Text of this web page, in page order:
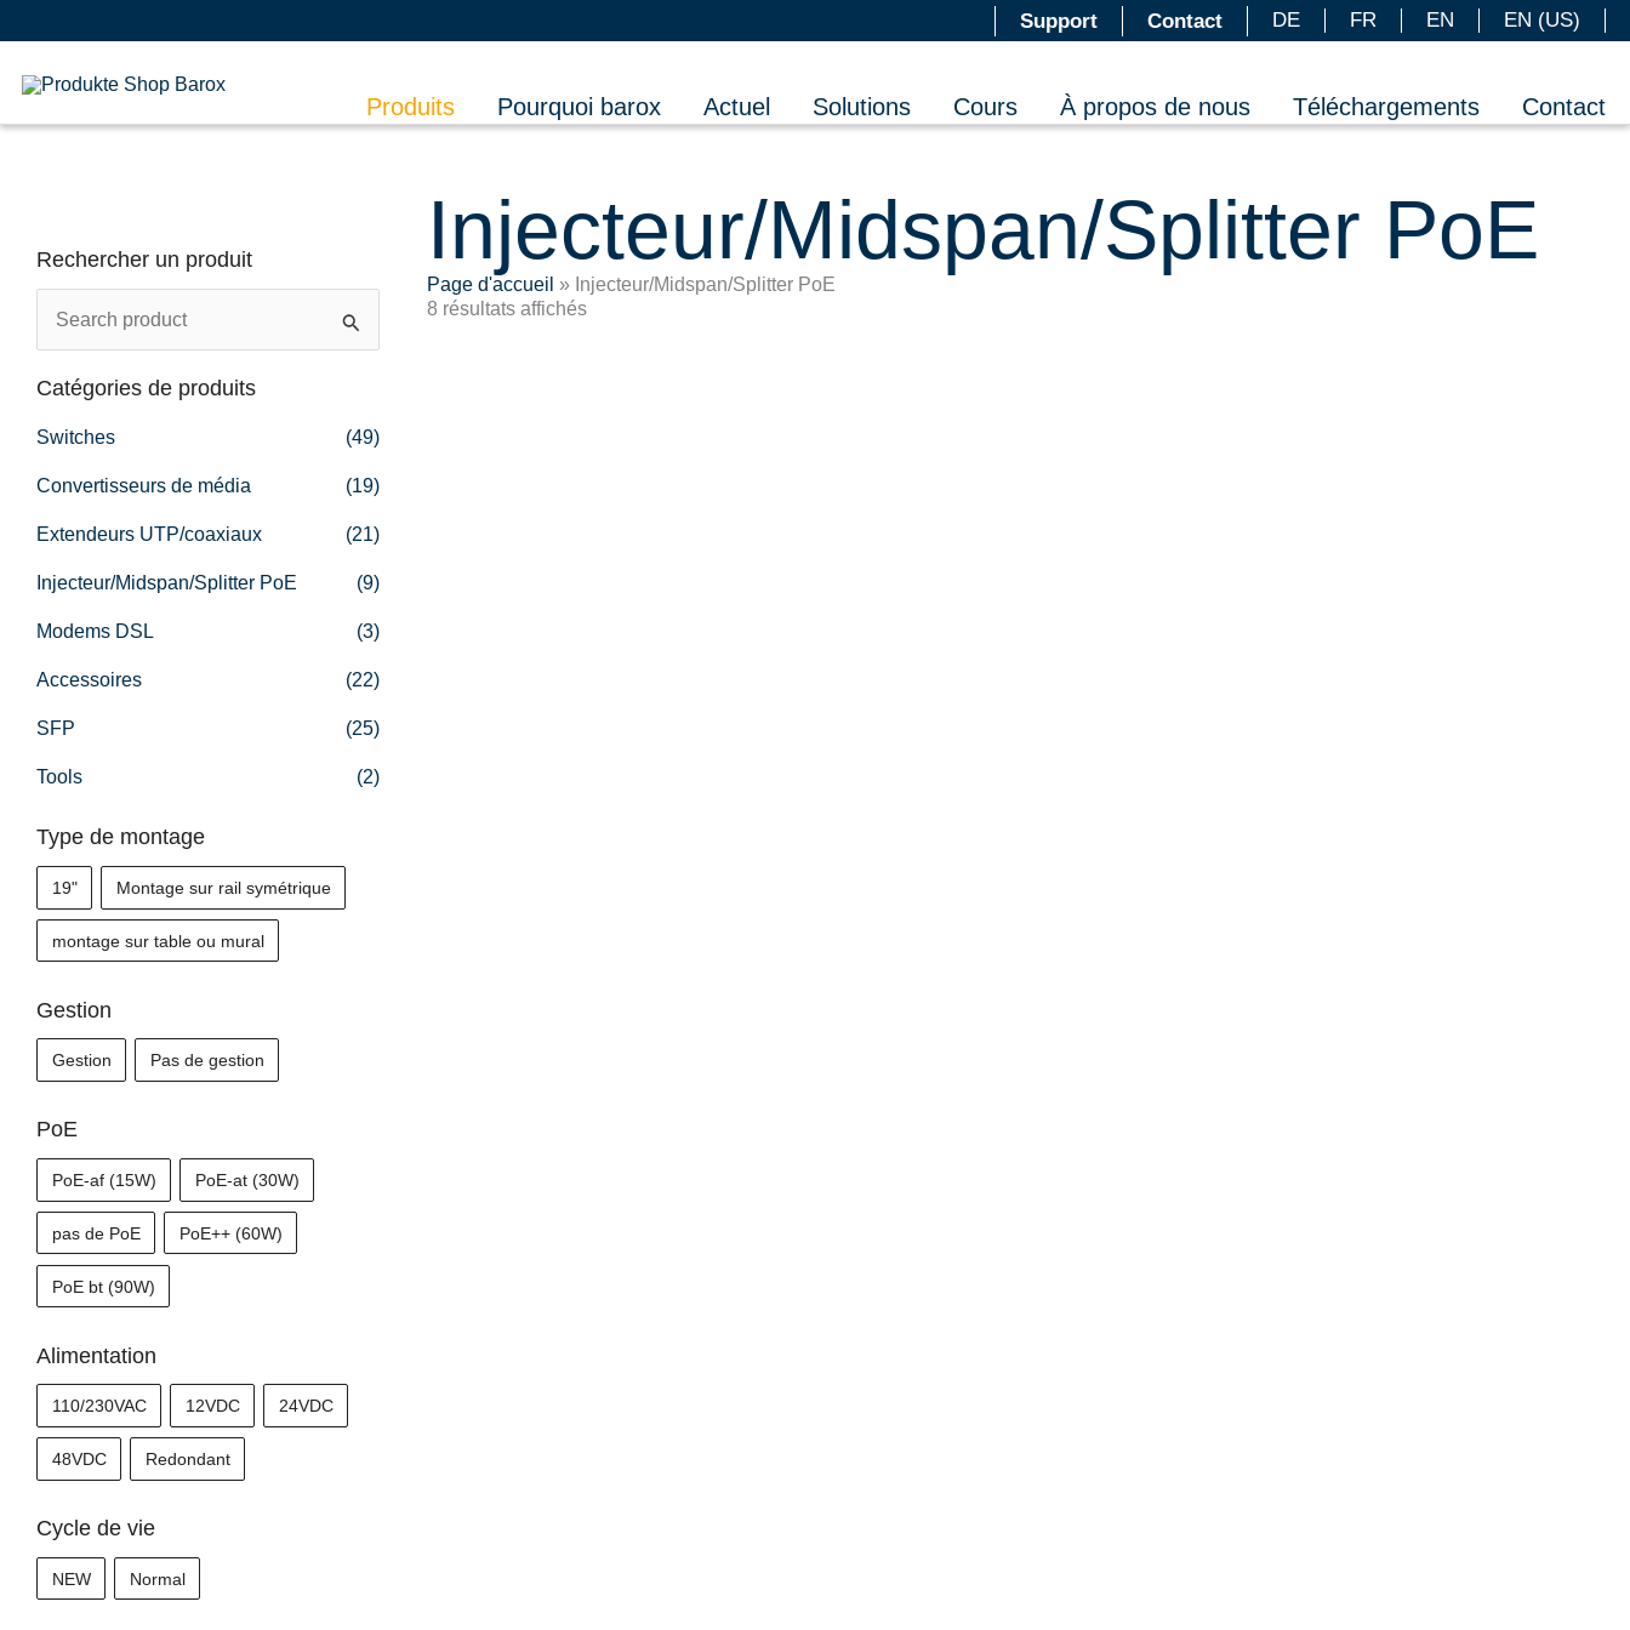
au
contenu
Support Contact DE FR EN EN (US)
Produits Pourquoi barox Actuel Solutions Cours À propos de nous Téléchargements Contact
Rechercher un produit
e
c
c
h
:
Catégories de produits
Switches (49)
Convertisseurs de média (19)
Extendeurs UTP/coaxiaux (21)
Injecteur/Midspan/Splitter PoE (9)
Modems DSL (3)
Accessoires (22)
SFP (25)
Tools (2)
Type de montage
19" Montage sur rail symétrique
montage sur table ou mural
Gestion
Gestion Pas de gestion
PoE
PoE-af (15W) PoE-at (30W)
pas de PoE PoE++ (60W)
PoE bt (90W)
Alimentation
110/230VAC 12VDC 24VDC
48VDC Redondant
Cycle de vie
NEW Normal
Injecteur/Midspan/Splitter PoE
Page d'accueil » Injecteur/Midspan/Splitter PoE
8 résultats affichés